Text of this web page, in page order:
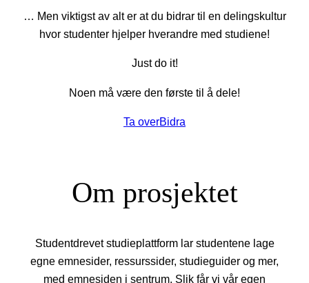
… Men viktigst av alt er at du bidrar til en delingskultur
hvor studenter hjelper hverandre med studiene!
Just do it!
Noen må være den første til å dele!
Ta overBidra
Om prosjektet
Studentdrevet studieplattform lar studentene lage
egne emnesider, ressurssider, studieguider og mer,
med emnesiden i sentrum. Slik får vi vår egen